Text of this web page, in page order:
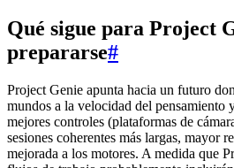
Qué sigue para Project
prepararse#
Project Genie apunta hacia un futuro
mundos a la velocidad del pensamiento
mejores controles (plataformas de
sesiones coherentes más largas, mayor
mejorada a los motores. A medida que